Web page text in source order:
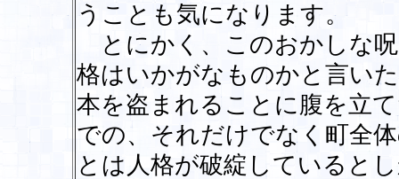
うことも気になります。
とにかく、このおかしな
格はいかがなものかと言い
本を盗まれることに腹を立
での、それだけでなく町全
とは人格が破綻していると